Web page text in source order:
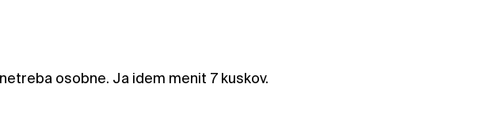
osobne. Ja idem menit 7 kuskov.